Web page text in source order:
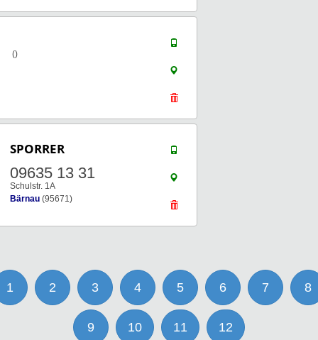
()
SPORRER
09635 13 31
Schulstr. 1A
Bärnau (95671)
1 2 3 4 5 6 7 8
9 10 11 12